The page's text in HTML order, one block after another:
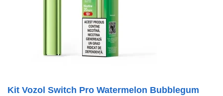
Kit Vozol Switch Pro Watermelon Bubblegum